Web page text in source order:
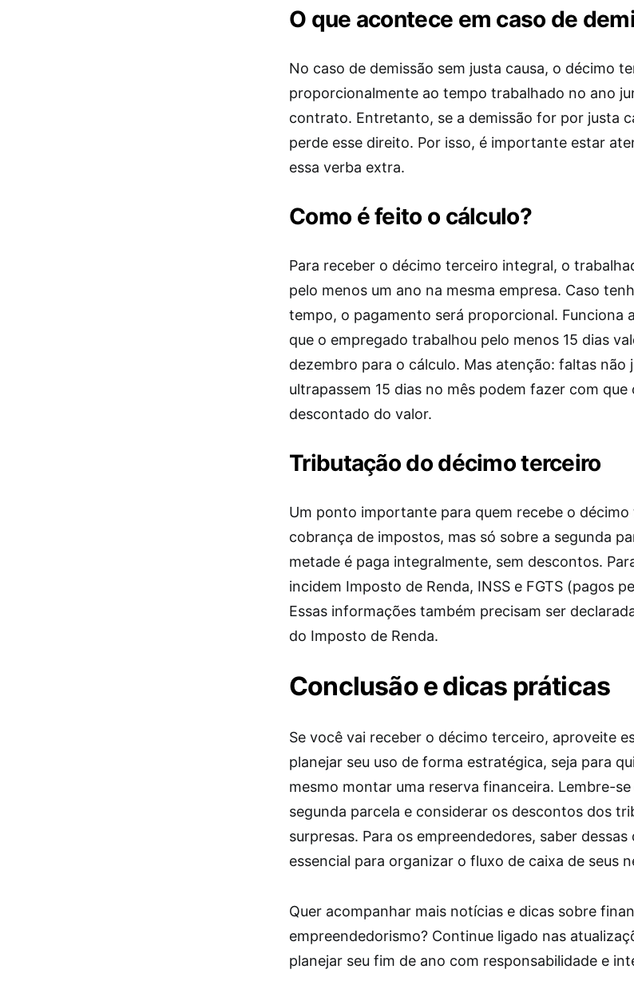
O que acontece em caso de
No caso de demissão sem justa causa, o décimo
proporcionalmente ao tempo trabalhado no ano
contrato. Entretanto, se a demissão for por justa
perde esse direito. Por isso, é importante estar
essa verba extra.
Como é feito o cálculo?
Para receber o décimo terceiro integral, o
pelo menos um ano na mesma empresa. Caso
tempo, o pagamento será proporcional. Funciona
que o empregado trabalhou pelo menos 15 dias
dezembro para o cálculo. Mas atenção: faltas não
ultrapassem 15 dias no mês podem fazer com que
descontado do valor.
Tributação do décimo terceiro
Um ponto importante para quem recebe o décimo
cobrança de impostos, mas só sobre a segunda
metade é paga integralmente, sem descontos.
incidem Imposto de Renda, INSS e FGTS (pagos
Essas informações também precisam ser
do Imposto de Renda.
Conclusão e dicas práticas
Se você vai receber o décimo terceiro, aproveite
planejar seu uso de forma estratégica, seja para
mesmo montar uma reserva financeira. Lembre-
segunda parcela e considerar os descontos dos
surpresas. Para os empreendedores, saber
essencial para organizar o fluxo de caixa de seus
Quer acompanhar mais notícias e dicas sobre
empreendedorismo? Continue ligado nas
planejar seu fim de ano com responsabilidade e